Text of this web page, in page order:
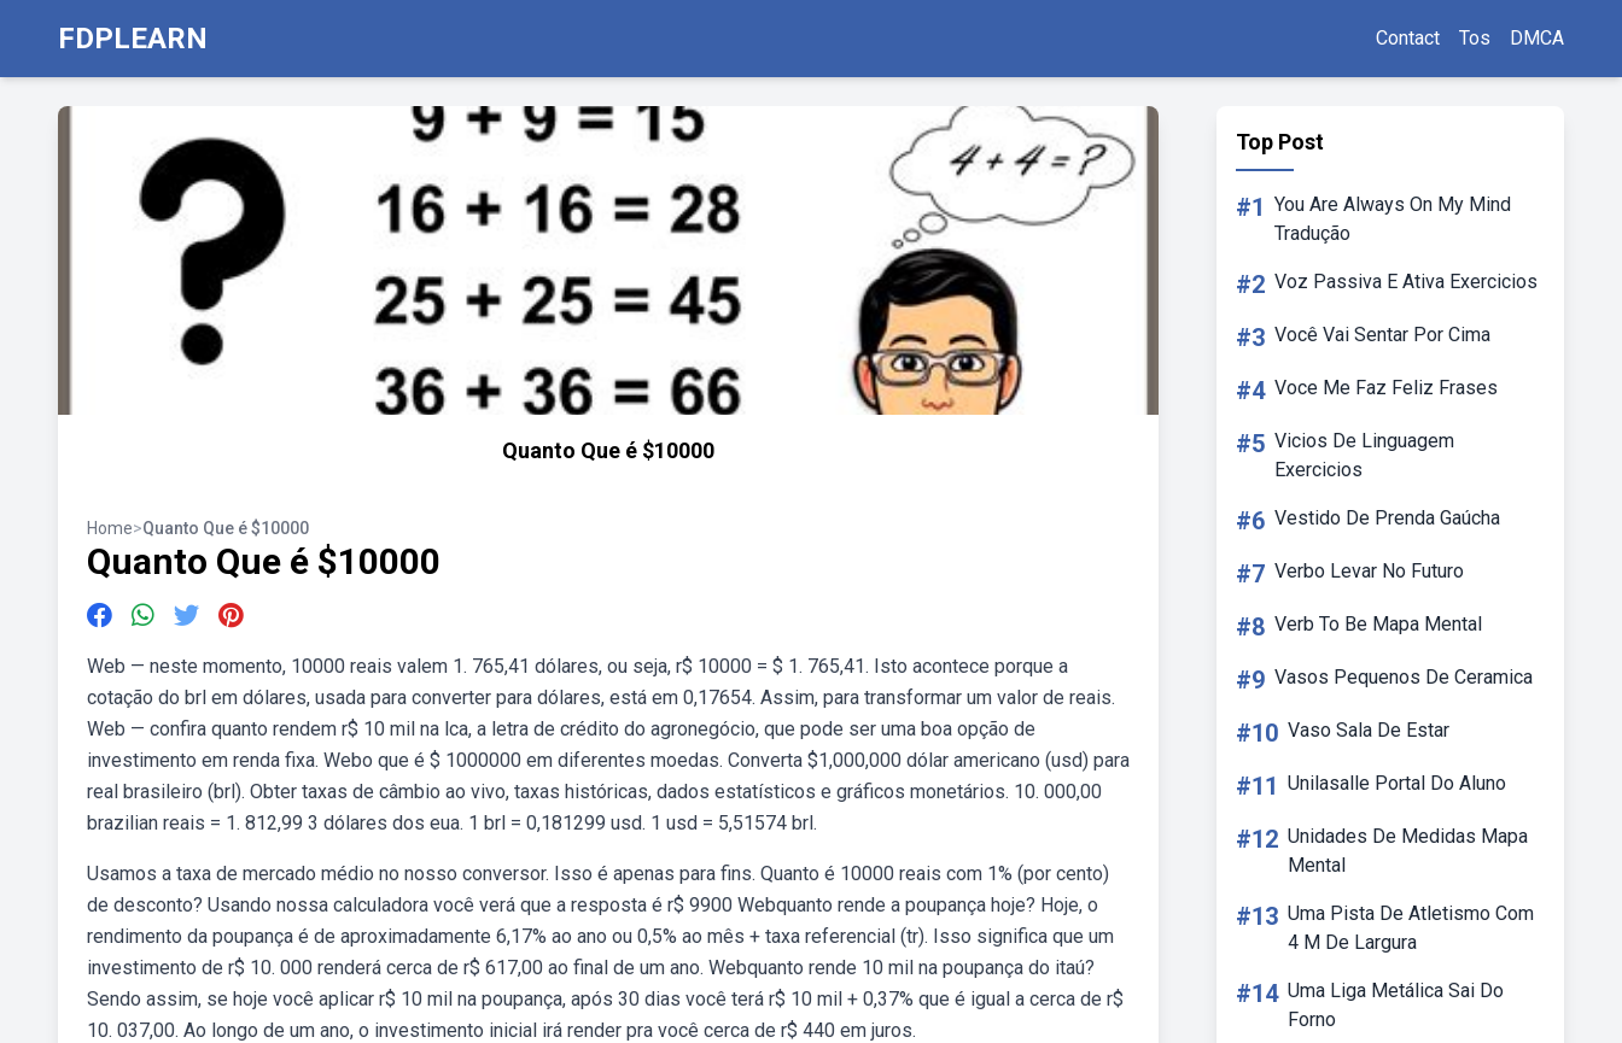
FDPLEARN Contact Tos DMCA
Quanto Que é $10000
Home>Quanto Que é $10000
Quanto Que é $10000
Web — neste momento, 10000 reais valem 1. 765,41 dólares, ou seja, r$ 10000 = $ 1. 765,41. Isto acontece porque a
cotação do brl em dólares, usada para converter para dólares, está em 0,17654. Assim, para transformar um valor de reais.
Web — confira quanto rendem r$ 10 mil na lca, a letra de crédito do agronegócio, que pode ser uma boa opção de
investimento em renda fixa. Webo que é $ 1000000 em diferentes moedas. Converta $1,000,000 dólar americano (usd) para
real brasileiro (brl). Obter taxas de câmbio ao vivo, taxas históricas, dados estatísticos e gráficos monetários. 10. 000,00
brazilian reais = 1. 812,99 3 dólares dos eua. 1 brl = 0,181299 usd. 1 usd = 5,51574 brl.
Usamos a taxa de mercado médio no nosso conversor. Isso é apenas para fins. Quanto é 10000 reais com 1% (por cento)
de desconto? Usando nossa calculadora você verá que a resposta é r$ 9900 Webquanto rende a poupança hoje? Hoje, o
rendimento da poupança é de aproximadamente 6,17% ao ano ou 0,5% ao mês + taxa referencial (tr). Isso significa que um
investimento de r$ 10. 000 renderá cerca de r$ 617,00 ao final de um ano. Webquanto rende 10 mil na poupança do itaú?
Sendo assim, se hoje você aplicar r$ 10 mil na poupança, após 30 dias você terá r$ 10 mil + 0,37% que é igual a cerca de r$
10. 037,00. Ao longo de um ano, o investimento inicial irá render pra você cerca de r$ 440 em juros.
Top Post
#1 You Are Always On My Mind
Tradução
#2 Voz Passiva E Ativa Exercicios
#3 Você Vai Sentar Por Cima
#4 Voce Me Faz Feliz Frases
#5 Vicios De Linguagem
Exercicios
#6 Vestido De Prenda Gaúcha
#7 Verbo Levar No Futuro
#8 Verb To Be Mapa Mental
#9 Vasos Pequenos De Ceramica
#10 Vaso Sala De Estar
#11 Unilasalle Portal Do Aluno
#12 Unidades De Medidas Mapa
Mental
#13 Uma Pista De Atletismo Com
4 M De Largura
#14 Uma Liga Metálica Sai Do
Forno